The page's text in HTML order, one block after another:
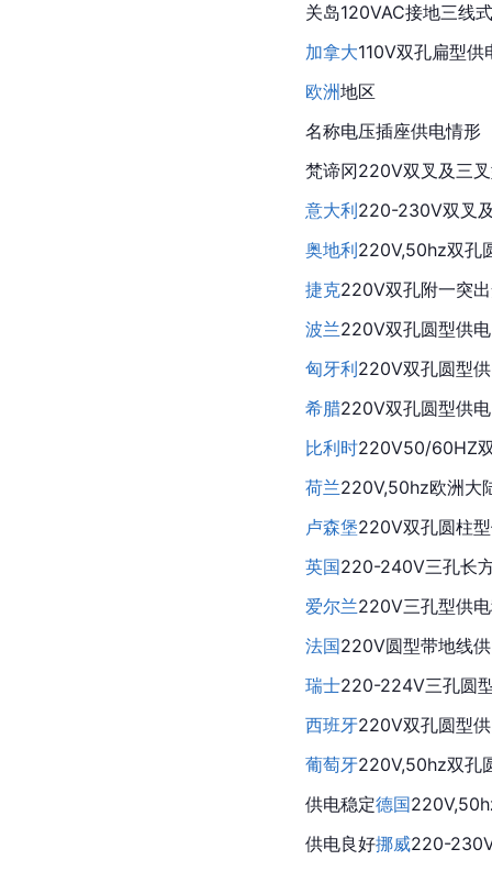
关岛120VAC接地三线
加拿大110V双孔扁型供
欧洲地区
名称电压插座供电情形
梵谛冈220V双叉及三
意大利220-230V双叉
奥地利220V,50hz双孔
捷克220V双孔附一突
波兰220V双孔圆型供
匈牙利220V双孔圆型
希腊220V双孔圆型供
比利时220V50/60HZ
荷兰220V,50hz欧洲大
卢森堡220V双孔圆柱
英国220-240V三孔长
爱尔兰220V三孔型供
法国220V圆型带地线
瑞士220-224V三孔圆
西班牙220V双孔圆型
葡萄牙220V,50hz双孔
供电稳定德国
供电良好挪威220-